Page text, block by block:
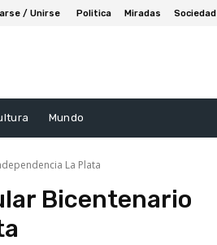
/ Unirse Politica Miradas Sociedad
Mundo
La Plata
Bicentenario